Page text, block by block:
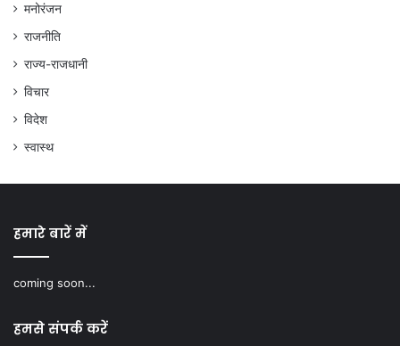
मनोरंजन
राजनीति
राज्य-राजधानी
विचार
विदेश
स्वास्थ
हमारे बारें में
coming soon...
हमसे संपर्क करें